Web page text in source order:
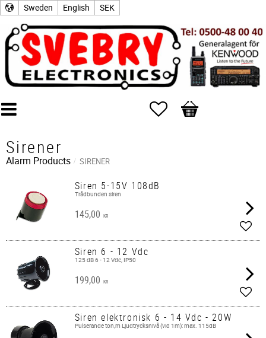
Sweden English SEK
Favorites
Basket
Sirener
Alarm Products SIRENER
Siren 5-15V 108dB
Trådbunden siren
145,00 KR
Add
Siren 6 - 12 Vdc
125 dB 6 - 12 Vdc, IP50
199,00 KR
Add
Siren elektronisk 6 - 14 Vdc - 20W
Pulserande ton,m Ljudtrycksnivå (vid 1m): max. 115dB